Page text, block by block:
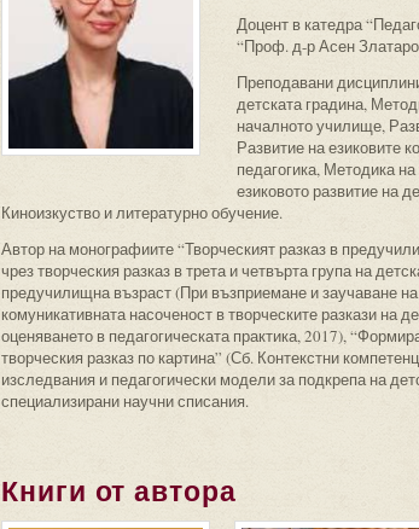
Доцент в катедра
“Проф. д-р Асен
Преподавани
детската градина,
началното училище,
Развитие на езиковите
педагогика, Методика
езиковото развитие на
Киноизкуство и литературно обучение.
Автор на монографиите “Творческият разказ в
чрез творческия разказ в трета и четвърта група на
предучилищна възраст (При възприемане и заучаване
комуникативната насоченост в творческите разкази на
оценяването в педагогическата практика, 2017),
творческия разказ по картина” (Сб. Контекстни
изследвания и педагогически модели за подкрепа на
специализирани научни списания.
Книги от автора